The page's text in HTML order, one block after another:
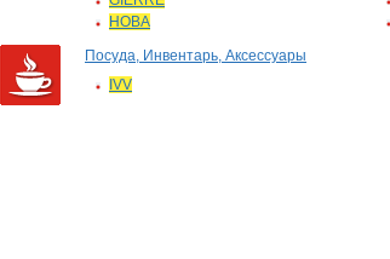
HOBA
Посуда, Инвентарь, Аксессуары
IVV